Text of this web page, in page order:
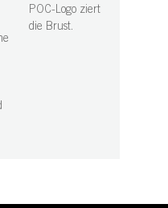
POC-Logo ziert
die Brust.